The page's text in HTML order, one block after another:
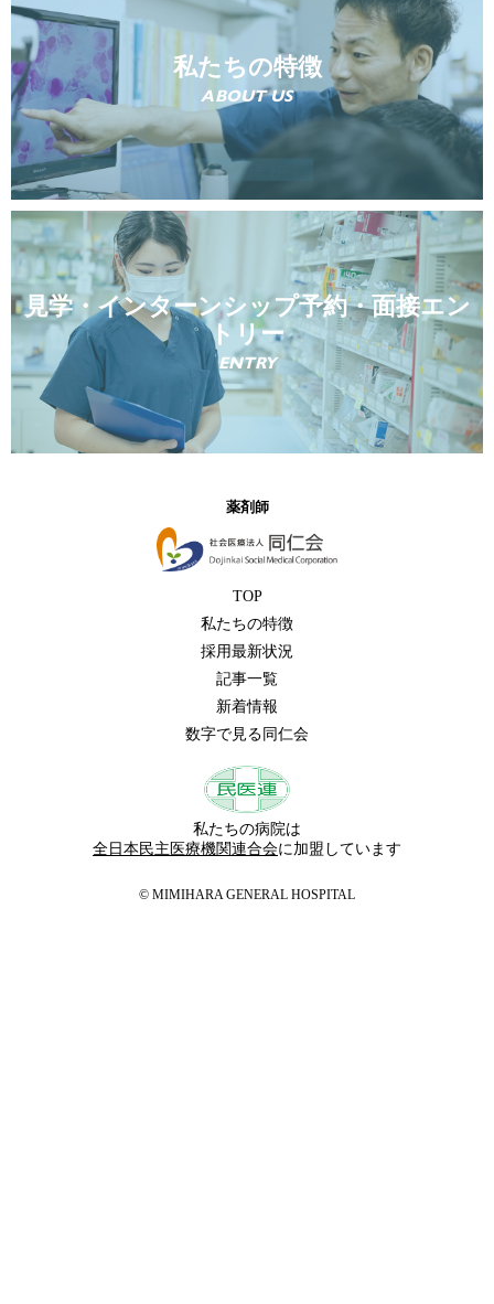
私たちの特徴
ABOUT US
見学・インターンシップ予約・面接エン
トリー
ENTRY
薬剤師
TOP
私たちの特徴
採用最新状況
記事一覧
新着情報
数字で見る同仁会
私たちの病院は
全日本民主医療機関連合会に加盟しています
© MIMIHARA GENERAL HOSPITAL